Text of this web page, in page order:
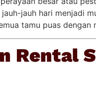
jauh hari menjadi
tamu puas dengan
Rental